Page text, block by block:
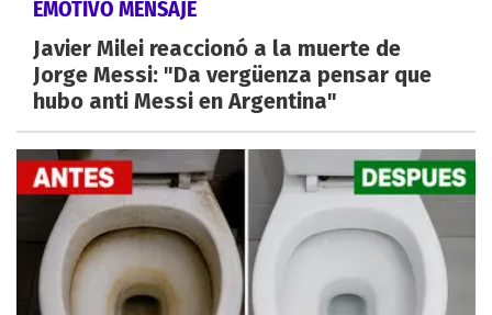
EMOTIVO MENSAJE
Javier Milei reaccionó a la muerte de
Jorge Messi: "Da vergüenza pensar que
hubo anti Messi en Argentina"